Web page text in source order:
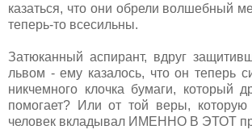
казаться, что они обрели волшебный
теперь-то всесильны.
Затюканный аспирант, вдруг
львом - ему казалось, что он теперь
никчемного клочка бумаги, который
помогает? Или от той веры,
человек вкладывал ИМЕННО В ЭТОТ